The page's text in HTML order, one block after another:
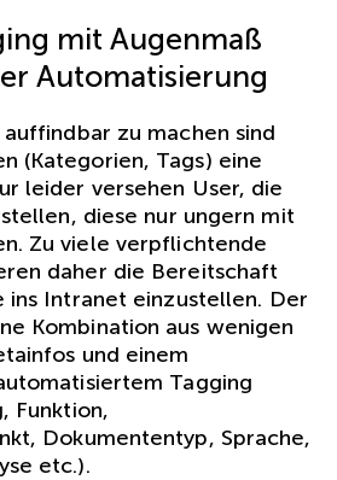
mit Augenmaß
Automatisierung
zu machen sind
(Kategorien, Tags) eine
leider versehen User, die
diese nur ungern mit
Zu viele verpflichtende
daher die Bereitschaft
ins Intranet einzustellen. Der
Kombination aus wenigen
und einem
Tagging
Funktion,
Dokumententyp, Sprache,
etc.).